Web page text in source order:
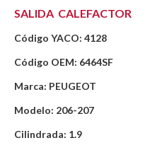
SALIDA CALEFACTOR
Código YACO: 4128
Código OEM: 6464SF
Marca: PEUGEOT
Modelo: 206-207
Cilindrada: 1.9